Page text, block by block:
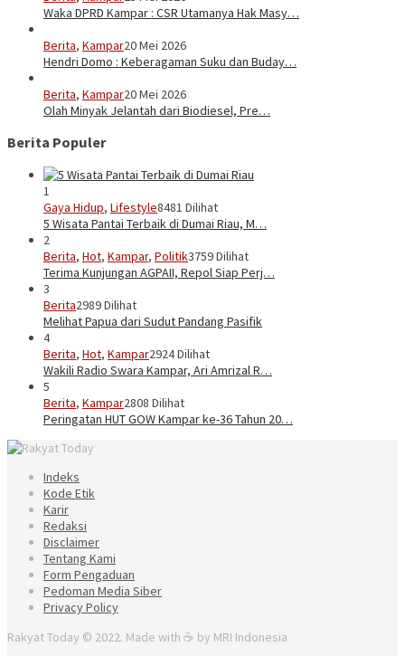
Waka DPRD Kampar : CSR Utamanya Hak Masy…
Berita, Kampar20 Mei 2026
Hendri Domo : Keberagaman Suku dan Buday…
Berita, Kampar20 Mei 2026
Olah Minyak Jelantah dari Biodiesel, Pre…
Berita Populer
1
Gaya Hidup, Lifestyle8481 Dilihat
5 Wisata Pantai Terbaik di Dumai Riau, M…
2
Berita, Hot, Kampar, Politik3759 Dilihat
Terima Kunjungan AGPAII, Repol Siap Perj…
3
Berita2989 Dilihat
Melihat Papua dari Sudut Pandang Pasifik
4
Berita, Hot, Kampar2924 Dilihat
Wakili Radio Swara Kampar, Ari Amrizal R…
5
Berita, Kampar2808 Dilihat
Peringatan HUT GOW Kampar ke-36 Tahun 20…
Indeks
Kode Etik
Karir
Redaksi
Disclaimer
Tentang Kami
Form Pengaduan
Pedoman Media Siber
Privacy Policy
Rakyat Today © 2022. Made with ☕ by MRI Indonesia